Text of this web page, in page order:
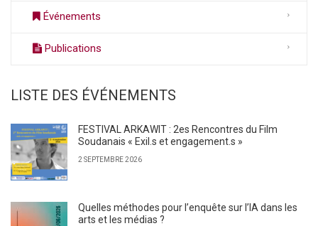
Événements
Publications
LISTE DES ÉVÉNEMENTS
FESTIVAL ARKAWIT : 2es Rencontres du Film
Soudanais « Exil.s et engagement.s »
2 SEPTEMBRE 2026
Quelles méthodes pour l’enquête sur l’IA dans les
arts et les médias ?